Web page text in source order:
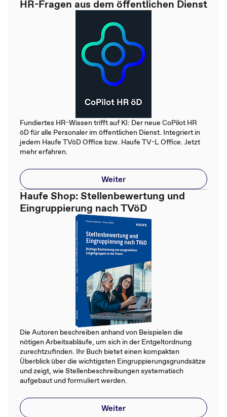
HR-Fragen aus dem öffentlichen Dienst
Fundiertes HR-Wissen trifft auf KI: Der neue CoPilot HR
öD für alle Personaler im öffentlichen Dienst. Integriert in
jedem Haufe TVöD Office bzw. Haufe TV-L Office. Jetzt
mehr erfahren.
Weiter
Haufe Shop: Stellenbewertung und
Eingruppierung nach TVöD
Die Autoren beschreiben anhand von Beispielen die
nötigen Arbeitsabläufe, um sich in der Entgeltordnung
zurechtzufinden. Ihr Buch bietet einen kompakten
Überblick über die wichtigsten Eingruppierungsgrundsätze
und zeigt, wie Stellenbeschreibungen systematisch
aufgebaut und formuliert werden.
Weiter